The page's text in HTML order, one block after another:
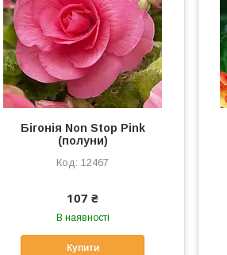
Бігонія Non Stop Pink
(полуни)
12467
107 ₴
В наявності
Купити